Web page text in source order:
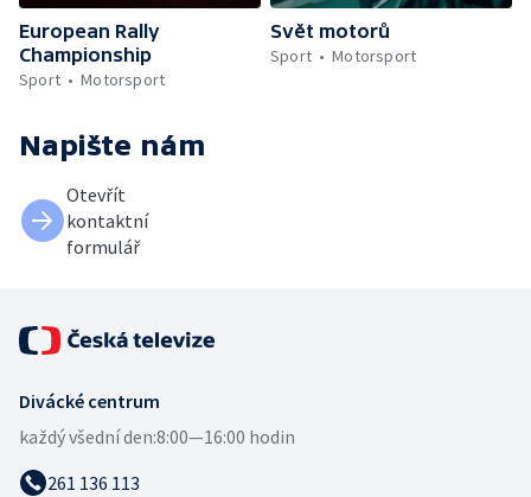
European Rally
Championship
Sport
Motorsport
Svět motorů
Sport
Motorsport
Napište nám
Otevřít
kontaktní
formulář
Divácké centrum
každý všední den:8:00—16:00 hodin
261 136 113